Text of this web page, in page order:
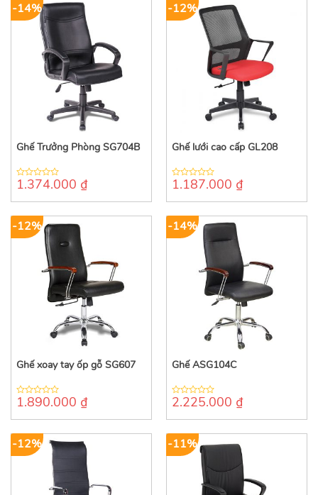
-14%
Ghế Trưởng Phòng SG704B
0
of
1.374.000 ₫
-12%
Ghế lưới cao cấp GL208
0
of
1.187.000 ₫
-12%
Ghế xoay tay ốp gỗ SG607
0
of
1.890.000 ₫
-14%
Ghế ASG104C
0
of
2.225.000 ₫
-12% -11%